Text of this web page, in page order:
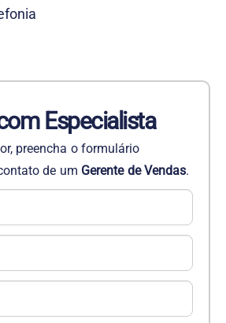
Especialista
preencha o formulário
de um Gerente de Vendas.